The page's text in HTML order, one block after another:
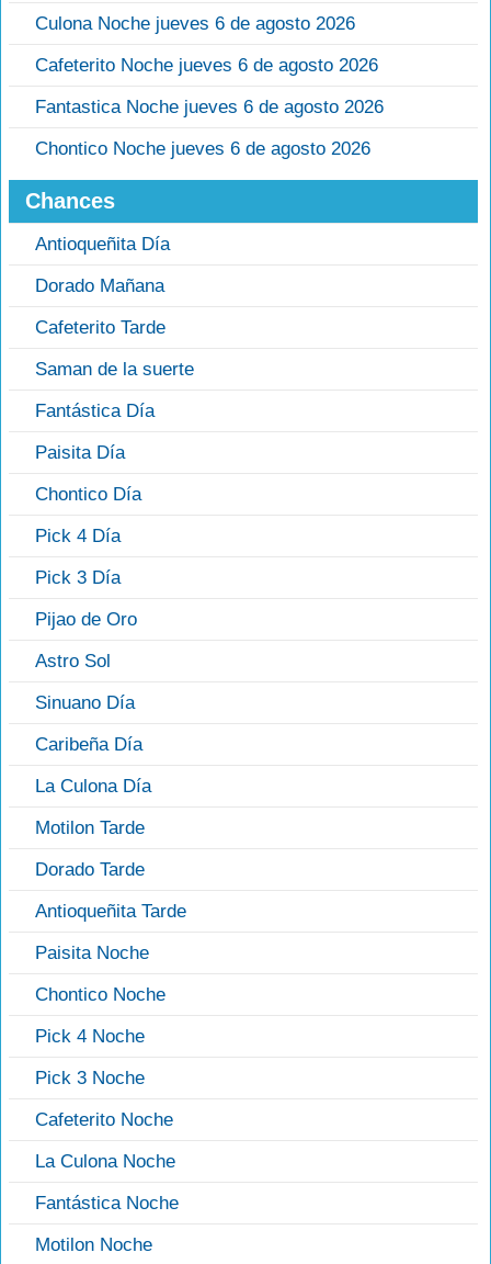
Culona Noche jueves 6 de agosto 2026
Cafeterito Noche jueves 6 de agosto 2026
Fantastica Noche jueves 6 de agosto 2026
Chontico Noche jueves 6 de agosto 2026
Chances
Antioqueñita Día
Dorado Mañana
Cafeterito Tarde
Saman de la suerte
Fantástica Día
Paisita Día
Chontico Día
Pick 4 Día
Pick 3 Día
Pijao de Oro
Astro Sol
Sinuano Día
Caribeña Día
La Culona Día
Motilon Tarde
Dorado Tarde
Antioqueñita Tarde
Paisita Noche
Chontico Noche
Pick 4 Noche
Pick 3 Noche
Cafeterito Noche
La Culona Noche
Fantástica Noche
Motilon Noche